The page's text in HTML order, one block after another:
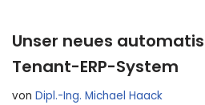
Unser neues
Tenant-ERP-System
von Dipl.-Ing. Michael Haack